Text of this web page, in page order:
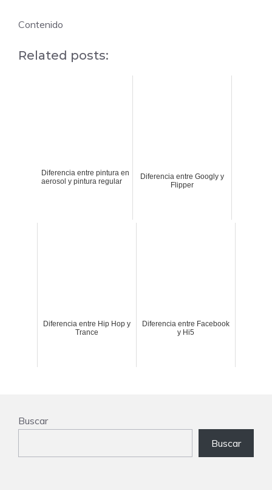
Contenido
Related posts:
Diferencia entre pintura en
aerosol y pintura regular
Diferencia entre Googly y
Flipper
Diferencia entre Hip Hop y
Trance
Diferencia entre Facebook
y Hi5
Buscar
Buscar